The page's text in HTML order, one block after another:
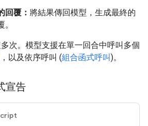
回覆： 將結果傳回模型，生成最終的
次。模型支援在單一回合中呼叫多個
以及依序呼叫 (組合函式呼叫)。
宣告